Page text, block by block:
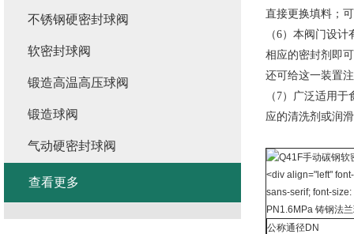
直接更换填料；
（6）本阀门设
相应的密封剂即
还可给这一装置
（7）广泛适用
应的清洗剂或润
<div align="left"
sans-serif; font-size:
PN1.6MPa 铸钢法
公称通径DN
不锈钢硬密封球阀
软密封球阀
锻造高温高压球阀
锻造球阀
气动硬密封球阀
查看更多